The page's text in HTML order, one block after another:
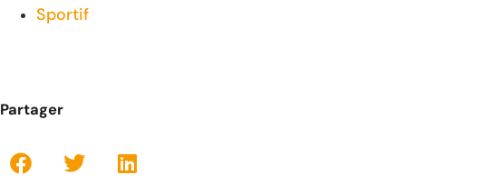
Sportif
Partager